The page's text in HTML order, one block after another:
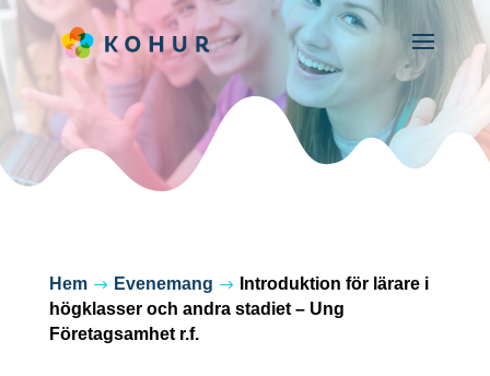
Hem $ Evenemang $
Introduktion för lärare i
högklasser och andra stadiet – Ung
Företagsamhet r.f.